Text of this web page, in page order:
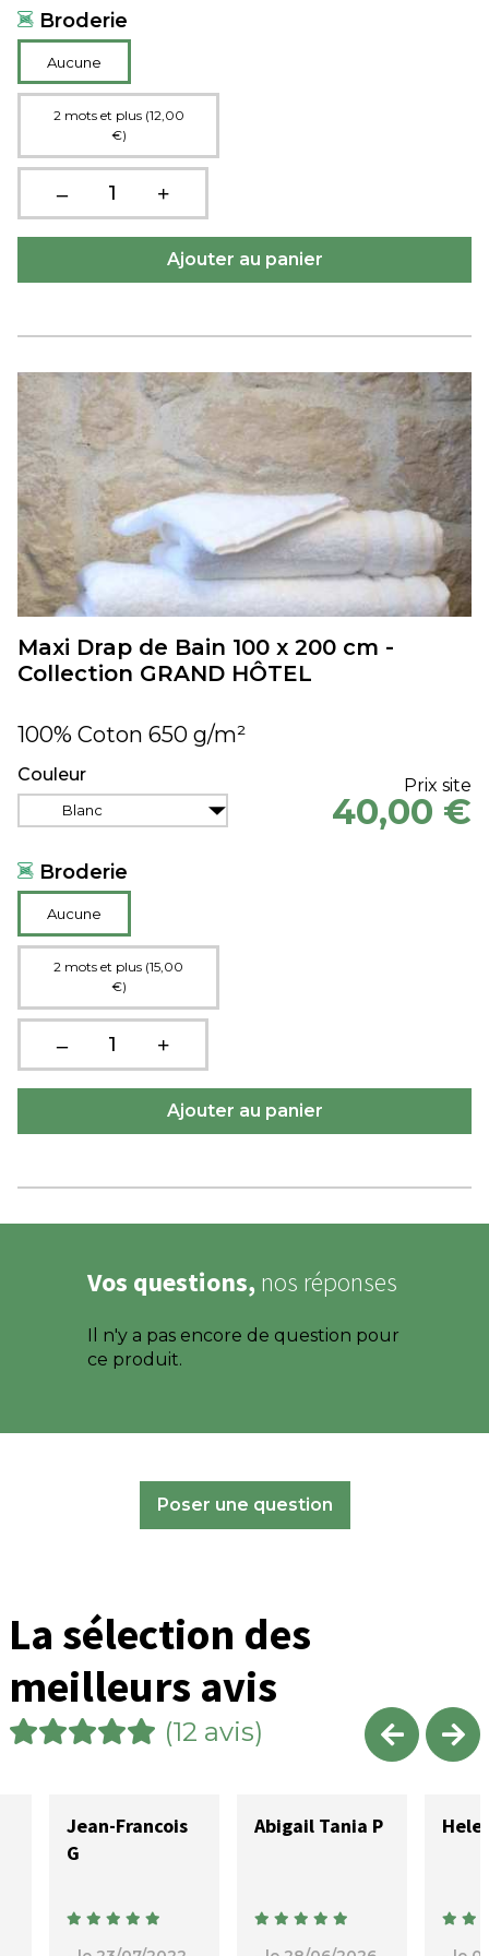
Broderie
Aucune
2 mots et plus (12,00
€)
Maxi Drap de Bain 100 x 200 cm -
Collection GRAND HÔTEL
100% Coton 650 g/m²
Couleur
Blanc
Broderie
Aucune
2 mots et plus (15,00
€)
Prix site
40,00 €
Vos questions, nos réponses
Il n'y a pas encore de question pour
ce produit.
Poser une question
La sélection des
meilleurs avis
(12 avis)
Jean-Francois
G
Abigail Tania P